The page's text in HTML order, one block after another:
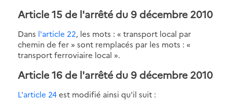
Article 15 de l'arrêté du 9 décembre 2010
Dans l'article 22, les mots : « transport local par
chemin de fer » sont remplacés par les mots : «
transport ferroviaire local ».
Article 16 de l'arrêté du 9 décembre 2010
L'article 24est modifié ainsi qu'il suit :